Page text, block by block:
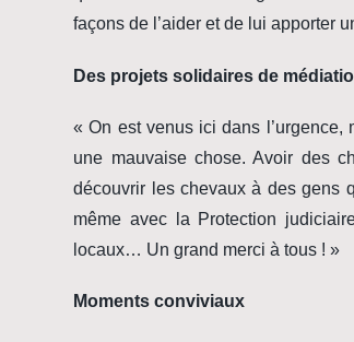
façons de l’aider et de lui apporter
Des projets solidaires de
« On est venus ici dans l’urgence,
une mauvaise chose. Avoir des
découvrir les chevaux à des gens
même avec la Protection
locaux… Un grand merci à tous ! »
Moments conviviaux